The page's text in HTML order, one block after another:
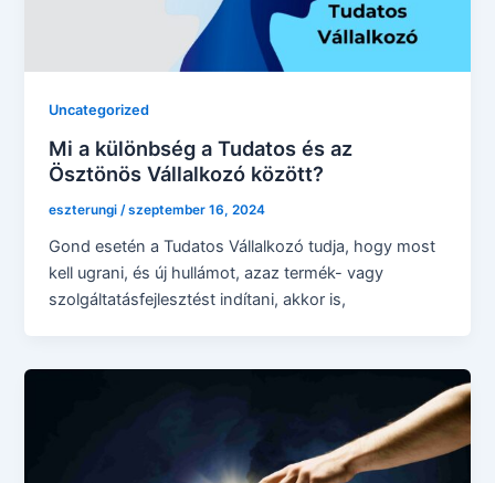
Uncategorized
Mi a különbség a Tudatos és az
Ösztönös Vállalkozó között?
eszterungi /szeptember 16, 2024
Gond esetén a Tudatos Vállalkozó tudja, hogy most
kell ugrani, és új hullámot, azaz termék- vagy
szolgáltatásfejlesztést indítani, akkor is,